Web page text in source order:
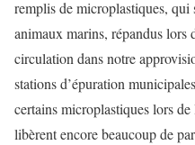
remplis de microplastiques, qui
animaux marins, répandus lors
circulation dans notre
stations d’épuration
certains microplastiques lors
libèrent encore beaucoup de